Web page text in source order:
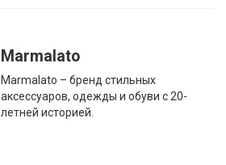
Marmalato
Marmalato – бренд стильных
аксессуаров, одежды и обуви с 20-
летней историей.